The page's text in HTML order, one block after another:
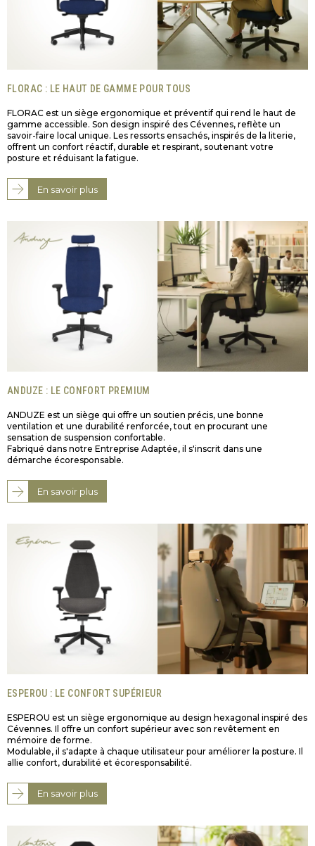
FLORAC : LE HAUT DE GAMME POUR TOUS
FLORAC est un siège ergonomique et préventif qui rend le haut de
gamme accessible. Son design inspiré des Cévennes, reflète un
savoir-faire local unique. Les ressorts ensachés, inspirés de la literie,
offrent un confort réactif, durable et respirant, soutenant votre
posture et réduisant la fatigue.
En savoir plus
ANDUZE : LE CONFORT PREMIUM
ANDUZE est un siège qui offre un soutien précis, une bonne
ventilation et une durabilité renforcée, tout en procurant une
sensation de suspension confortable.
Fabriqué dans notre Entreprise Adaptée, il s'inscrit dans une
démarche écoresponsable.
En savoir plus
ESPEROU : LE CONFORT SUPÉRIEUR
ESPEROU est un siège ergonomique au design hexagonal inspiré des
Cévennes. Il offre un confort supérieur avec son revêtement en
mémoire de forme.
Modulable, il s'adapte à chaque utilisateur pour améliorer la posture. Il
allie confort, durabilité et écoresponsabilité.
En savoir plus